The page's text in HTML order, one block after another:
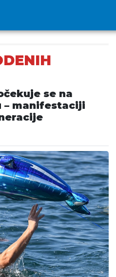
se na
– manifestaciji